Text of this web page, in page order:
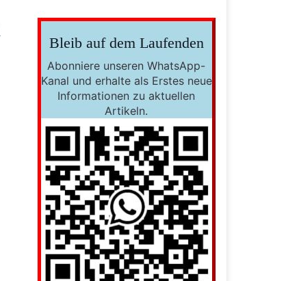
Bleib auf dem Laufenden
Abonniere unseren WhatsApp-
Kanal und erhalte als Erstes neue
Informationen zu aktuellen
Artikeln.